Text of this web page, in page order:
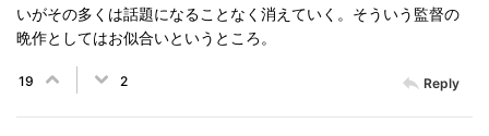
いがその多くは話題になることなく消えていく。そういう監督の
晩作としてはお似合いというところ。
19 2 Reply